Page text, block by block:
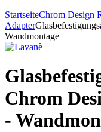
StartseiteChrom Design
Adapter
Wandmontage
Chrom
-